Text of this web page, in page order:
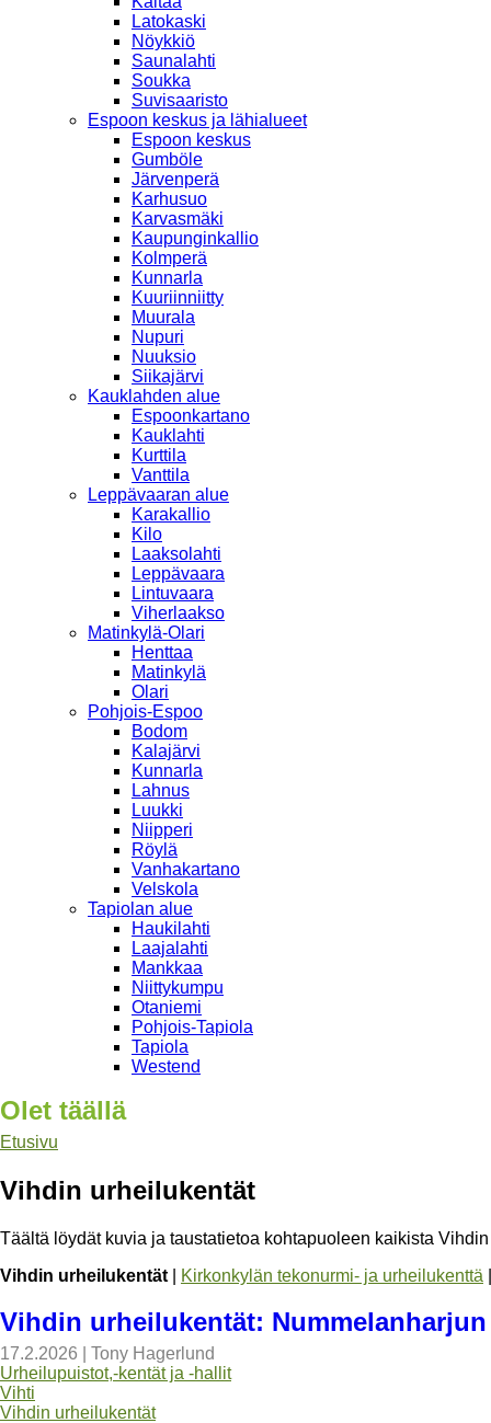
Latokaski
Nöykkiö
Saunalahti
Soukka
Suvisaaristo
Espoon keskus ja lähialueet
Espoon keskus
Gumböle
Järvenperä
Karhusuo
Karvasmäki
Kaupunginkallio
Kolmperä
Kunnarla
Kuuriinniitty
Muurala
Nupuri
Nuuksio
Siikajärvi
Kauklahden alue
Espoonkartano
Kauklahti
Kurttila
Vanttila
Leppävaaran alue
Karakallio
Kilo
Laaksolahti
Leppävaara
Lintuvaara
Viherlaakso
Matinkylä-Olari
Henttaa
Matinkylä
Olari
Pohjois-Espoo
Bodom
Kalajärvi
Kunnarla
Lahnus
Luukki
Niipperi
Röylä
Vanhakartano
Velskola
Tapiolan alue
Haukilahti
Laajalahti
Mankkaa
Niittykumpu
Otaniemi
Pohjois-Tapiola
Tapiola
Westend
Olet täällä
Etusivu
Vihdin urheilukentät
Täältä löydät kuvia ja taustatietoa kohtapuoleen kaikista
Vihdin urheilukentät
Kirkonkylän tekonurmi- ja urheilukenttä
Vihdin urheilukentät:
17.2.2026
Tony Hagerlund
Urheilupuistot,-kentät ja -hallit
Vihti
Vihdin urheilukentät